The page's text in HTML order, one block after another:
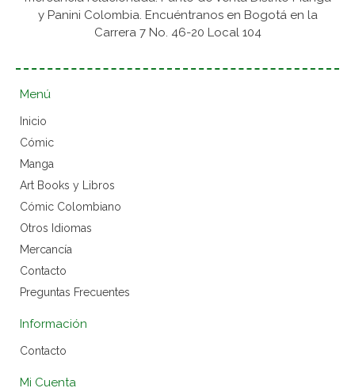
y Panini Colombia. Encuéntranos en Bogotá en la
Carrera 7 No. 46-20 Local 104
Menú
Inicio
Cómic
Manga
Art Books y Libros
Cómic Colombiano
Otros Idiomas
Mercancía
Contacto
Preguntas Frecuentes
Información
Contacto
Mi Cuenta